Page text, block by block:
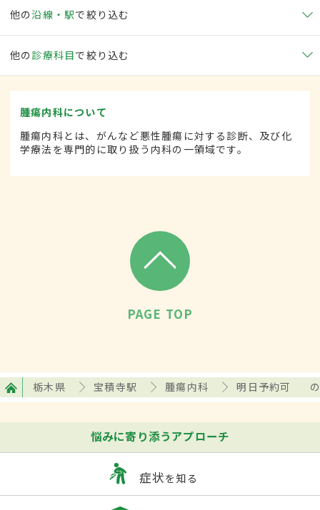
他の沿線・駅で絞り込む
他の 診療科目で絞り込む
腫瘍内科について
腫瘍内科とは、がんなど悪性腫瘍に対する診断、及び化
学療法を専門的に取り扱う内科の一領域です。
PAGE TOP
栃木県 宝積寺駅 腫瘍内科 明日予約可
悩みに寄り添うアプローチ
症状を知る